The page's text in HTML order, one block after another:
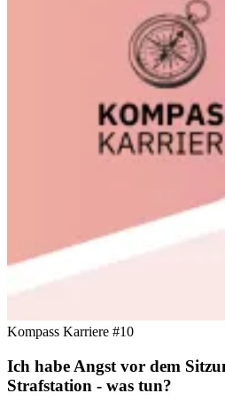
Kompass Karriere #10
Ich habe Angst vor dem
Strafstation - was tun?